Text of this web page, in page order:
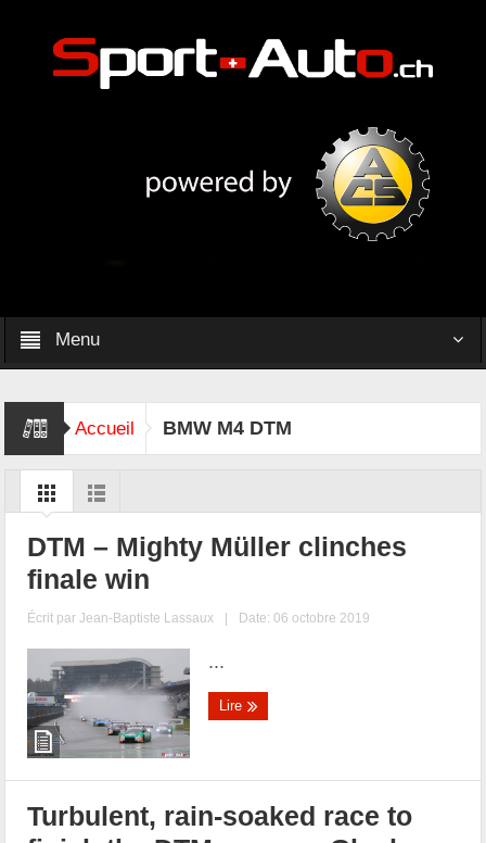
Menu
Accueil BMW M4 DTM
DTM – Mighty Müller clinches
finale win
Écrit parJean-Baptiste Lassaux | Date: 06 octobre 2019
...
Lire
Turbulent, rain-soaked race to